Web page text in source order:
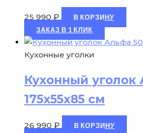
25 990 ₽
В КОРЗИНУ
ЗАКАЗ В 1 КЛИК
Кухонные уголки
Кухонный уголок
175х55х85 см
26 990 ₽
В КОРЗИНУ